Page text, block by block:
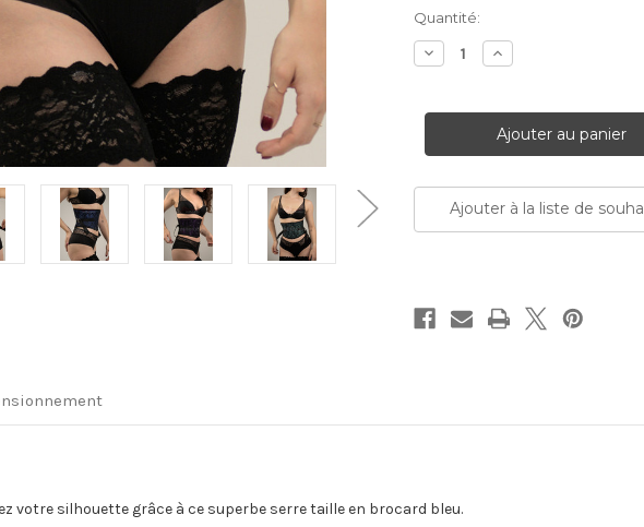
Stock
Actuel:
Quantité:
Diminuer
la
Augmenter
la
Ajouter à la liste de
votre silhouette grâce à ce superbe serre taille en brocard bleu.